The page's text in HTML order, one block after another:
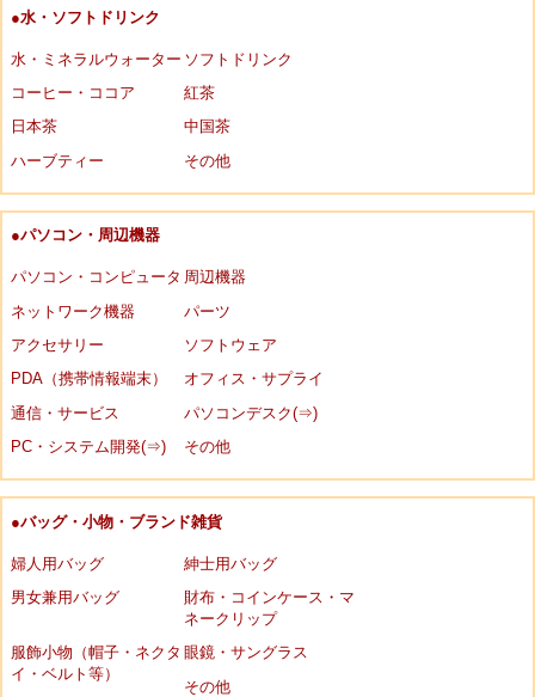
●水・ソフトドリンク
水・ミネラルウォーター ソフトドリンク
コーヒー・ココア
紅茶
日本茶
中国茶
ハーブティー
その他
●パソコン・周辺機器
パソコン・コンピュータ 周辺機器
ネットワーク機器
パーツ
アクセサリー
ソフトウェア
PDA（携帯情報端末）
オフィス・サプライ
通信・サービス
パソコンデスク(⇒)
PC・システム開発(⇒)
その他
●バッグ・小物・ブランド雑貨
婦人用バッグ
紳士用バッグ
男女兼用バッグ
財布・コインケース・マ
ネークリップ
服飾小物（帽子・ネクタ
イ・ベルト等）
眼鏡・サングラス
その他